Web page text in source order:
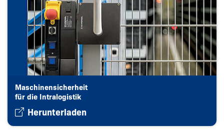
Maschinensicherheit
für die Intralogistik
Herunterladen